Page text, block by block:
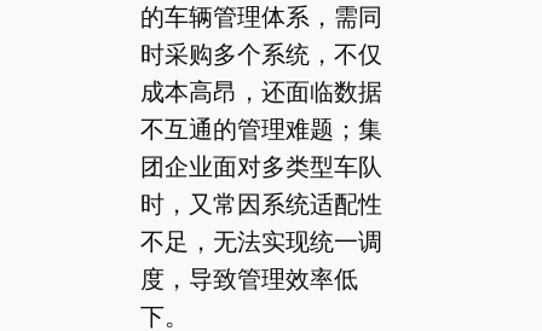
的车辆管理体系，需同
时采购多个系统，不仅
成本高昂，还面临数据
不互通的管理难题；集
团企业面对多类型车队
时，又常因系统适配性
不足，无法实现统一调
度，导致管理效率低
下。